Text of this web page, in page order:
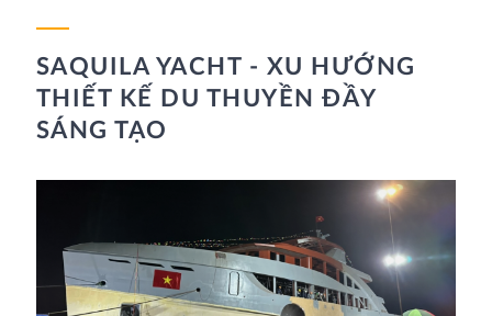
SAQUILA YACHT - XU HƯỚNG
THIẾT KẾ DU THUYỀN ĐẦY
SÁNG TẠO